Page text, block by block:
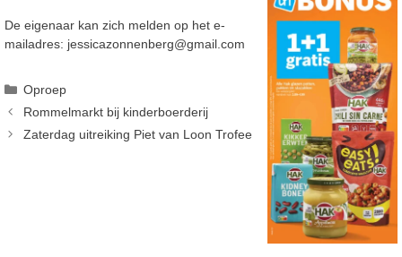
De eigenaar kan zich melden op het e-
mailadres: jessicazonnenberg@gmail.com
Categorieën
Oproep
Rommelmarkt bij kinderboerderij
Zaterdag uitreiking Piet van Loon Trofee